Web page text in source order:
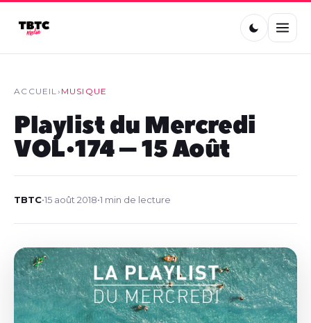
ACCUEIL› MUSIQUE
Playlist du Mercredi
VOL•174 – 15 Août
TBTC•15 août 2018•1 min de lecture